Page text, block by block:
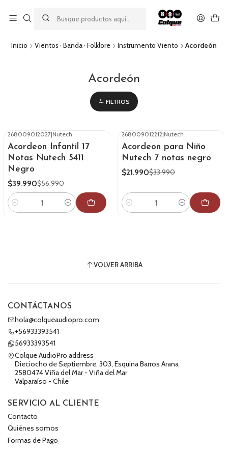
descuento por pago con transferencia bancaria
por una compra mínima de $49.990. Este descuento no es
acumulable a otras promociones ni aplicable a gastos de envío.
Inicio Vientos · Banda · Folklore Instrumento Viento Acordeón
Acordeón
FILTROS
-30% OFF
268009012027|Nutech
Acordeon Infantil 17
Notas Nutech 5411
Negro
$39.990$56.990
Cantidad
-35%OFF
268009012212|Nutech
Acordeon para Niño
Nutech 7 notas negro
$21.990$33.990
Cantidad
VOLVER ARRIBA
CONTÁCTANOS
hola@colqueaudiopro.com
+56933393541
56933393541
Colque AudioPro address
Dieciocho de Septiembre, 303, Esquina Barros Arana
2580474 Viña del Mar - Viña del Mar
Valparaíso - Chile
SERVICIO AL CLIENTE
Contacto
Quiénes somos
Formas de Pago